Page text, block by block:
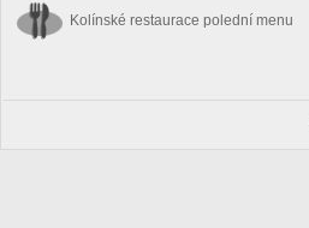
Kolínské restaurace polední menu